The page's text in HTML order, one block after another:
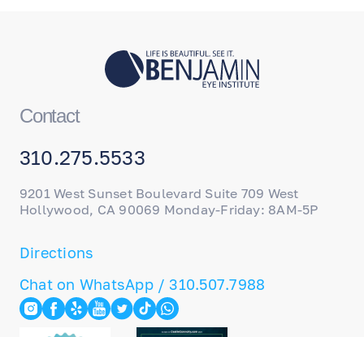
Contact
310.275.5533
9201 West Sunset Boulevard Suite 709 West
Hollywood, CA 90069 Monday-Friday: 8AM-5P
Directions
Chat on WhatsApp / 310.507.7988